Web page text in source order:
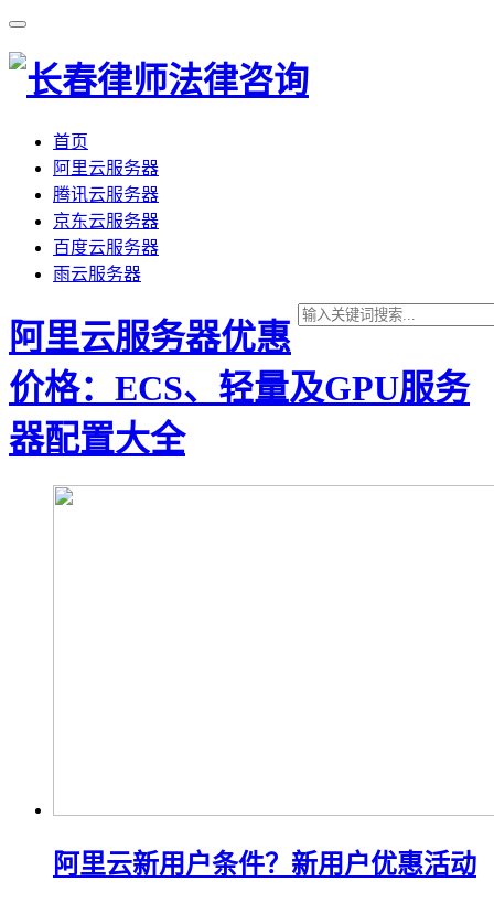
首页
阿里云服务器
腾讯云服务器
京东云服务器
百度云服务器
雨云服务器
阿里云服务器优惠
价格：ECS、轻量及GPU服务
器配置大全
阿里云新用户条件？新用户优惠活动